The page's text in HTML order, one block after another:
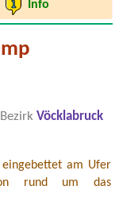
Info
Bezirk Vöcklabruck
eingebettet am Ufer
rund um das